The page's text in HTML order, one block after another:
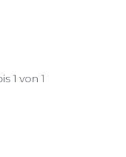
1 von 1